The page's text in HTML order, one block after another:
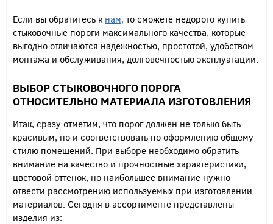
Если вы обратитесь к нам, то сможете недорого купить
стыковочные пороги максимального качества, которые
выгодно отличаются надежностью, простотой, удобством
монтажа и обслуживания, долговечностью эксплуатации.
ВЫБОР СТЫКОВОЧНОГО ПОРОГА
ОТНОСИТЕЛЬНО МАТЕРИАЛА ИЗГОТОВЛЕНИЯ
Итак, сразу отметим, что порог должен не только быть
красивым, но и соответствовать по оформлению общему
стилю помещений. При выборе необходимо обратить
внимание на качество и прочностные характеристики,
цветовой оттенок, но наибольшее внимание нужно
отвести рассмотрению используемых при изготовлении
материалов. Сегодня в ассортименте представлены
изделия из: